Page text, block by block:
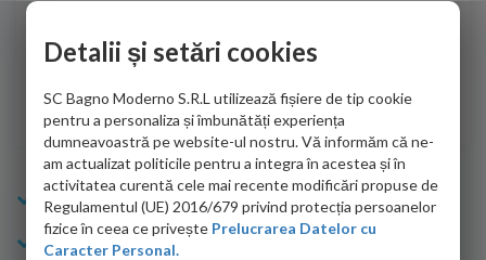
de personalul firmei dvs. cu care am colaborat in obtinerea
adus coletul in siguranta.Numai bine, va doresc!
Sofrone Viviana -28.07.2026
Info Bagno
Cumparaturi
Detalii și setări cookies
SC Bagno Moderno S.R.L utilizează fișiere de tip cookie
pentru a personaliza și îmbunătăți experiența
dumneavoastră pe website-ul nostru. Vă informăm că ne-
am actualizat politicile pentru a integra în acestea și în
activitatea curentă cele mai recente modificări propuse de
Regulamentul (UE) 2016/679 privind protecția persoanelor
fizice în ceea ce privește Prelucrarea Datelor cu
Caracter Personal.